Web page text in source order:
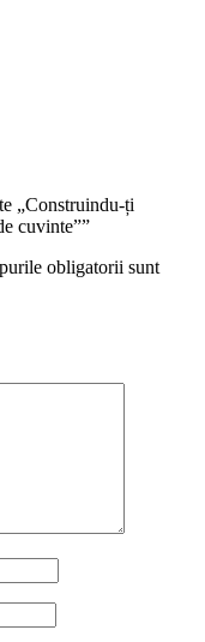
„Construindu-ți
cuvinte””
obligatorii sunt